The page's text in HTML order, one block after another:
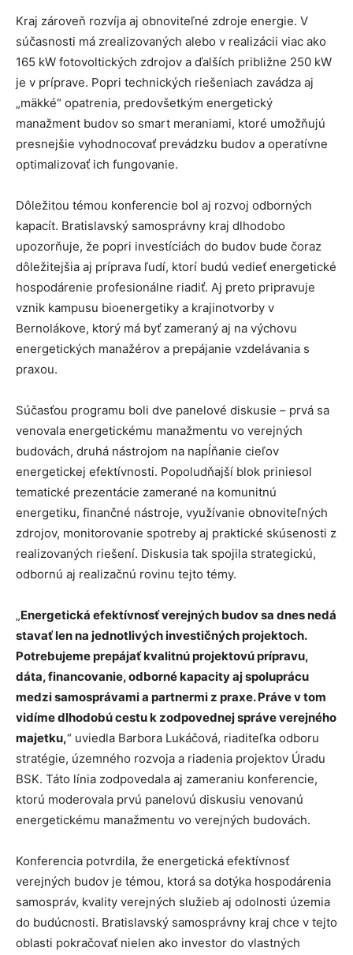
Kraj zároveň rozvíja aj obnoviteľné zdroje energie. V
súčasnosti má zrealizovaných alebo v realizácii viac ako
165 kW fotovoltických zdrojov a ďalších približne 250 kW
je v príprave. Popri technických riešeniach zavádza aj
„mäkké“ opatrenia, predovšetkým energetický
manažment budov so smart meraniami, ktoré umožňujú
presnejšie vyhodnocovať prevádzku budov a operatívne
optimalizovať ich fungovanie.
Dôležitou témou konferencie bol aj rozvoj odborných
kapacít. Bratislavský samosprávny kraj dlhodobo
upozorňuje, že popri investíciách do budov bude čoraz
dôležitejšia aj príprava ľudí, ktorí budú vedieť energetické
hospodárenie profesionálne riadiť. Aj preto pripravuje
vznik kampusu bioenergetiky a krajinotvorby v
Bernolákove, ktorý má byť zameraný aj na výchovu
energetických manažérov a prepájanie vzdelávania s
praxou.
Súčasťou programu boli dve panelové diskusie – prvá sa
venovala energetickému manažmentu vo verejných
budovách, druhá nástrojom na napĺňanie cieľov
energetickej efektívnosti. Popoludňajší blok priniesol
tematické prezentácie zamerané na komunitnú
energetiku, finančné nástroje, využívanie obnoviteľných
zdrojov, monitorovanie spotreby aj praktické skúsenosti z
realizovaných riešení. Diskusia tak spojila strategickú,
odbornú aj realizačnú rovinu tejto témy.
„Energetická efektívnosť verejných budov sa dnes nedá
stavať len na jednotlivých investičných projektoch.
Potrebujeme prepájať kvalitnú projektovú prípravu,
dáta, financovanie, odborné kapacity aj spoluprácu
medzi samosprávami a partnermi z praxe. Práve v tom
vidíme dlhodobú cestu k zodpovednej správe verejného
majetku,“ uviedla Barbora Lukáčová, riaditeľka odboru
stratégie, územného rozvoja a riadenia projektov Úradu
BSK. Táto línia zodpovedala aj zameraniu konferencie,
ktorú moderovala prvú panelovú diskusiu venovanú
energetickému manažmentu vo verejných budovách.
Konferencia potvrdila, že energetická efektívnosť
verejných budov je témou, ktorá sa dotýka hospodárenia
samospráv, kvality verejných služieb aj odolnosti územia
do budúcnosti. Bratislavský samosprávny kraj chce v tejto
oblasti pokračovať nielen ako investor do vlastných